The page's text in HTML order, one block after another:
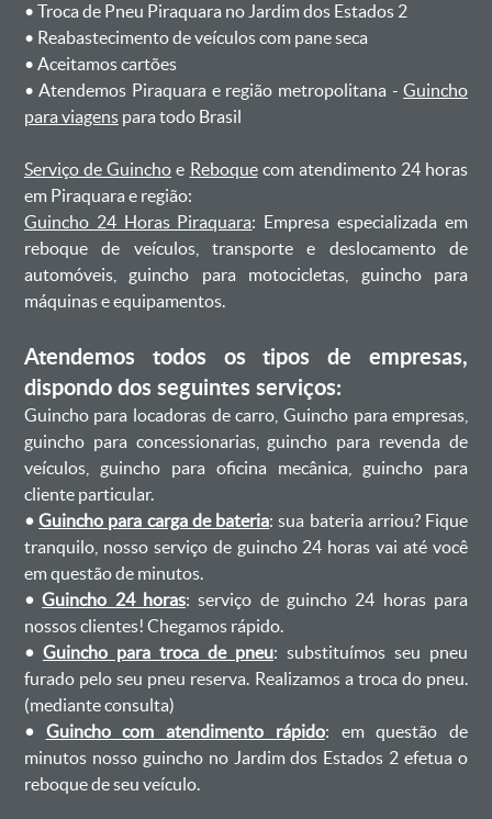
ㅤㅤ• Troca de Pneu Piraquara no Jardim dos Estados 2
ㅤㅤ• Reabastecimento de veículos com pane seca
ㅤㅤ• Aceitamos cartões
ㅤㅤ• Atendemos Piraquara e região metropolitana -Guincho
para viagenspara todo Brasil
Serviço de Guincho e Reboquecom atendimento 24 horas
em Piraquara e região:
Guincho 24 Horas Piraquara: Empresa especializada em
reboque de veículos, transporte e deslocamento de
automóveis, guincho para motocicletas, guincho para
máquinas e equipamentos.
Atendemos todos os tipos de empresas,
dispondo dos seguintes serviços:
Guincho para locadoras de carro, Guincho para empresas,
guincho para concessionarias, guincho para revenda de
veículos, guincho para oficina mecânica, guincho para
cliente particular.
•Guincho para carga de bateria: sua bateria arriou? Fique
tranquilo, nosso serviço de guincho 24 horas vai até você
em questão de minutos.
•Guincho 24 horas: serviço de guincho 24 horas para
nossos clientes! Chegamos rápido.
• Guincho para troca de pneu: substituímos seu pneu
furado pelo seu pneu reserva. Realizamos a troca do pneu.
(mediante consulta)
• Guincho com atendimento rápido: em questão de
minutos nosso guincho no Jardim dos Estados 2 efetua o
reboque de seu veículo.